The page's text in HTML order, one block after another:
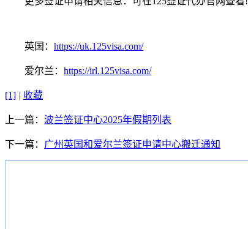
英国： https://uk.125visa.com/
爱尔兰： https://irl.125visa.com/
[1] | 收藏
上一篇： 波兰签证中心2025年假期列表
下一篇： 广州英国和爱尔兰签证申请中心搬迁通知